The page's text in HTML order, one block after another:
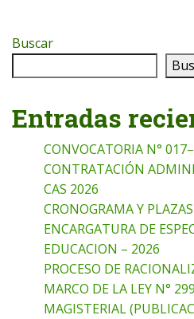
Buscar
Entradas
CONVOCATORIA N°
CONTRATACIÓN
CAS 2026
CRONOGRAMA Y
ENCARGATURA DE
EDUCACION – 2026
PROCESO DE
MARCO DE LA LEY N°
MAGISTERIAL